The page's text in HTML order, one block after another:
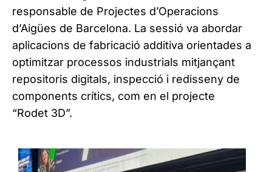
responsable de Projectes d’Operacions
d’Aigües de Barcelona. La sessió va abordar
aplicacions de fabricació additiva orientades a
optimitzar processos industrials mitjançant
repositoris digitals, inspecció i redisseny de
components crítics, com en el projecte
“Rodet 3D”.